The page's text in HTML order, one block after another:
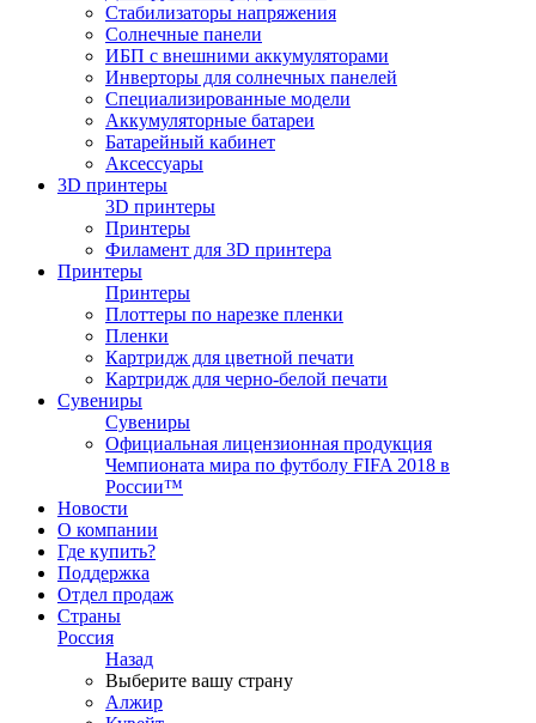
Стабилизаторы напряжения
Солнечные панели
ИБП с внешними аккумуляторами
Инверторы для солнечных панелей
Специализированные модели
Аккумуляторные батареи
Батарейный кабинет
Аксессуары
3D принтеры
3D принтеры
Принтеры
Филамент для 3D принтера
Принтеры
Принтеры
Плоттеры по нарезке пленки
Пленки
Картридж для цветной печати
Картридж для черно-белой печати
Сувениры
Сувениры
Официальная лицензионная продукция
Чемпионата мира по футболу FIFA 2018 в
России™
Новости
О компании
Где купить?
Поддержка
Отдел продаж
Страны
Россия
Назад
Выберите вашу страну
Алжир